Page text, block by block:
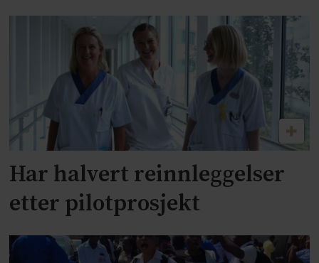
Har halvert reinnleggelser
etter pilotprosjekt